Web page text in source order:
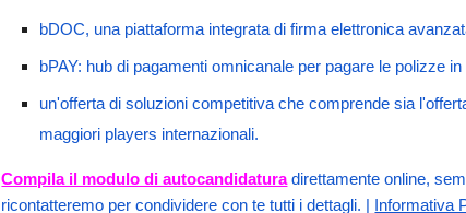
bDOC, una piattaforma integrata di firma elettronica
bPAY: hub di pagamenti omnicanale per pagare le polizze
un'offerta di soluzioni competitiva che comprende sia
maggiori players internazionali.
Compila il modulo di autocandidaturadirettamente online,
ricontatteremo per condividere con te tutti i dettagli. |
Informativa